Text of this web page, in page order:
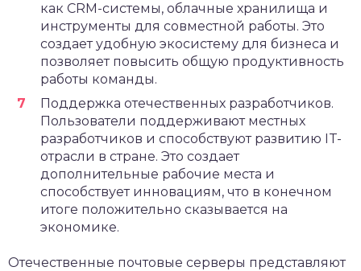
как CRM-системы, облачные хранилища и
инструменты для совместной работы. Это
создает удобную экосистему для бизнеса и
позволяет повысить общую продуктивность
работы команды.
Поддержка отечественных разработчиков.
Пользователи поддерживают местных
разработчиков и способствуют развитию IT-
отрасли в стране. Это создает
дополнительные рабочие места и
способствует инновациям, что в конечном
итоге положительно сказывается на
экономике.
Отечественные почтовые серверы представляют